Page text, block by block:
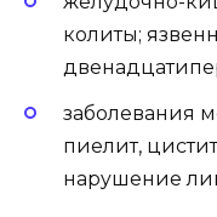
кoлиты;
забoлeвания
пиeлит,
нарyшeниe